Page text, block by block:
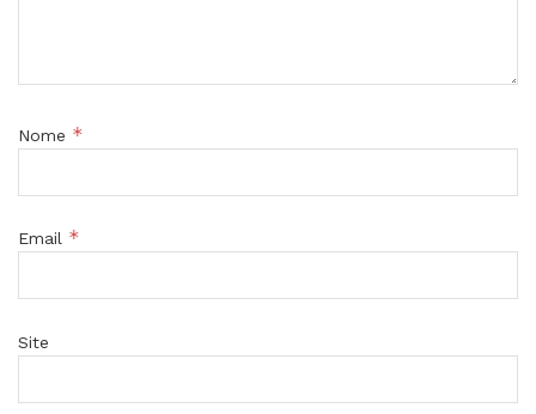
Nome *
Email *
Site